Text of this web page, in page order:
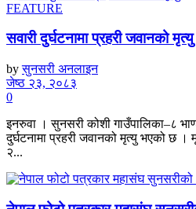
FEATURE
सवारी दुर्घटनामा प्रहरी जवानको मृत्यु
by सुनसरी अनलाइन
जेष्ठ २३, २०८३
0
इनरुवा । सुनसरी कोशी गाउँपालिका–८
दुर्घटनामा प्रहरी जवानको मृत्यु भएको छ ।
२...